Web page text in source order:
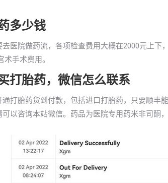
多少钱
医院做药流，各项检查费用大概在2000元上下
手术费用。
打胎药，微信怎么联系
打胎药货到付款，包括进口打胎药，只要顺丰
以咨询本站微信。药品为医院专用药米非司酮